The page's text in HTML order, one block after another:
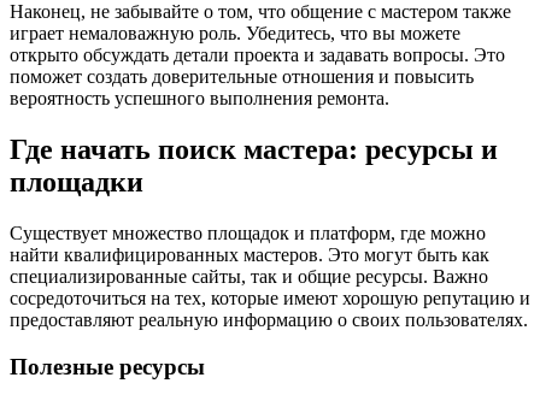
Наконец, не забывайте о том, что общение с мастером также
играет немаловажную роль. Убедитесь, что вы можете
открыто обсуждать детали проекта и задавать вопросы. Это
поможет создать доверительные отношения и повысить
вероятность успешного выполнения ремонта.
Где начать поиск мастера: ресурсы и
площадки
Существует множество площадок и платформ, где можно
найти квалифицированных мастеров. Это могут быть как
специализированные сайты, так и общие ресурсы. Важно
сосредоточиться на тех, которые имеют хорошую репутацию и
предоставляют реальную информацию о своих пользователях.
Полезные ресурсы